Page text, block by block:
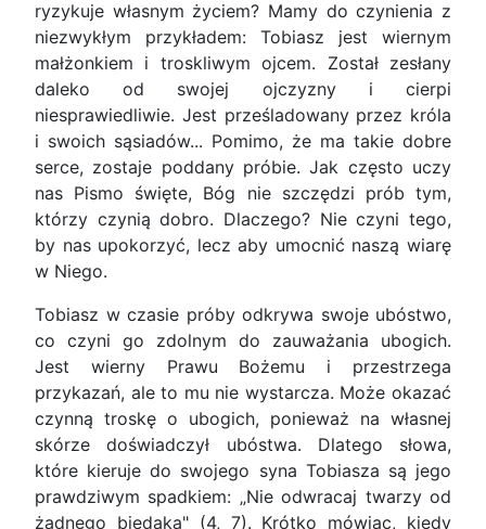
ryzykuje własnym życiem? Mamy do czynienia z
niezwykłym przykładem: Tobiasz jest wiernym
małżonkiem i troskliwym ojcem. Został zesłany
daleko od swojej ojczyzny i cierpi
niesprawiedliwie. Jest prześladowany przez króla
i swoich sąsiadów... Pomimo, że ma takie dobre
serce, zostaje poddany próbie. Jak często uczy
nas Pismo święte, Bóg nie szczędzi prób tym,
którzy czynią dobro. Dlaczego? Nie czyni tego,
by nas upokorzyć, lecz aby umocnić naszą wiarę
w Niego.
Tobiasz w czasie próby odkrywa swoje ubóstwo,
co czyni go zdolnym do zauważania ubogich.
Jest wierny Prawu Bożemu i przestrzega
przykazań, ale to mu nie wystarcza. Może okazać
czynną troskę o ubogich, ponieważ na własnej
skórze doświadczył ubóstwa. Dlatego słowa,
które kieruje do swojego syna Tobiasza są jego
prawdziwym spadkiem: „Nie odwracaj twarzy od
żadnego biedaka" (4, 7). Krótko mówiąc, kiedy